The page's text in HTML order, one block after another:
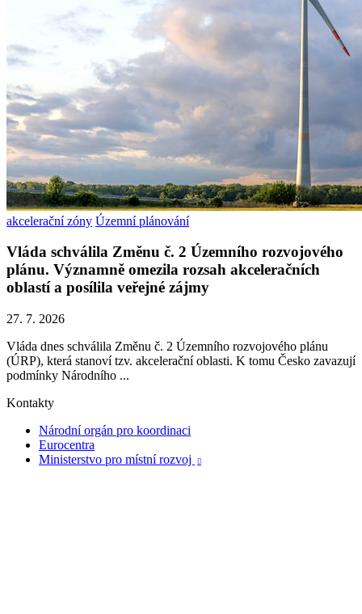
akcelerační zóny Územní plánování
Vláda schválila Změnu č. 2 Územního rozvojového
plánu. Významně omezila rozsah akceleračních
oblastí a posílila veřejné zájmy
27. 7. 2026
Vláda dnes schválila Změnu č. 2 Územního rozvojového plánu
(ÚRP), která stanoví tzv. akcelerační oblasti. K tomu Česko zavazují
podmínky Národního ...
Kontakty
Národní orgán pro koordinaci
Eurocentra
Ministerstvo pro místní rozvoj
